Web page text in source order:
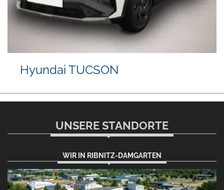
Hyundai TUCSON
UNSERE STANDORTE
WIR IN RIBNITZ-DAMGARTEN